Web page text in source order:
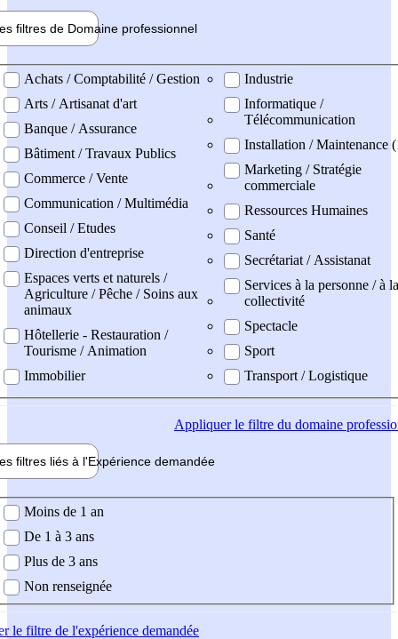
filtres de Domaine professionnel
professionel
Achats / Comptabilité / Gestion
Arts / Artisanat d'art
Banque / Assurance
Bâtiment / Travaux Publics
Commerce / Vente
Communication / Multimédia
Conseil / Etudes
Direction d'entreprise
Espaces verts et naturels /
Agriculture / Pêche / Soins aux
animaux
Hôtellerie - Restauration /
Tourisme / Animation
Immobilier
Industrie
Informatique /
Télécommunication
Installation / Maintenance
Marketing / Stratégie
commerciale
Ressources Humaines
Santé
Secrétariat / Assistanat
Services à la personne / à la
collectivité
Spectacle
Sport
Transport / Logistique
Appliquerle filtre du domaine
filtres liés à l'Expérience demandée
demandée
Moins de 1 an
De 1 à 3 ans
Plus de 3 ans
Non renseignée
le filtre de l'expérience demandée